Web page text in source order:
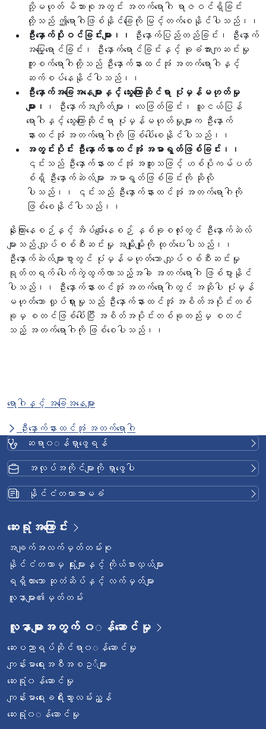
သို့မဟုတ် မိသားစုအတွင်း အတက်ရောဂါ ရာဇဝင်ရှိခြင်း
တို့သည် ဤရောဂါဖြစ်နိုင်ခြေကို မြင့်တက်စေနိုင်ပါသည်၊၊
ဦးနှောက်ပိုးဝင်ခြင်းများ၊၊
ဦးနှောက်ပြည်တည်ခြင်း၊ ဦးနှောက်
အမြှေးရောင်ခြင်း၊ ဦးနှောက်ရောင်ခြင်းနှင့် ခုခံအားကျဆင်းမှု
ကူးစက်ရောဂါတို့သည် ဦးနှောက်နားထင်အုံ အတက်ရောဂါနှင့်
ဆက်စပ်နေနိုင်ပါသည်၊၊
ဦးနှောက်အခြေအနေများနှင့် သွေးကြောဆိုင်ရာ ပုံမှန်မဟုတ်မှု
များ၊
၊ ဦးနှောက်အကျိတ်များ၊ လေဖြတ်ခြင်း၊ သူငယ်ပြန်
ရောဂါနှင့် သွေးကြောဆိုင်ရာ ပုံမှန်မဟုတ်မှုများက ဦးနှောက်
နားထင်အုံ အတက်ရောဂါကို ဖြစ်ပေါ်စေနိုင်ပါသည်၊၊
အတွင်းပိုင်း ဦးနှောက်နားထင်အုံ အမာရွတ်ဖြစ်ခြင်း၊၊
၎င်းသည် ဦးနှောက်နားထင်အုံ အထူးသဖြင့် ဟစ်ပိုကမ်ပတ်
စ်ရှိ ဦးနှောက်ဆဲလ်များ အမာရွတ်ဖြစ်ခြင်းကို ဆိုလို
ပါသည်၊၊ ၎င်းသည် ဦးနှောက်နားထင်အုံ အတက်ရောဂါကို
ဖြစ်စေနိုင်ပါသည်၊၊
နိုးကြားနေစဉ်နှင့် အိပ်ပျော်နေစဉ် နှစ်ခုစလုံးတွင် ဦးနှောက်ဆဲလ်
များသည် လျှပ်စစ်စီးဆင်းမှု အမျိုးမျိုးကို ထုတ်ပေးပါသည်၊၊
ဦးနှောက်ဆဲလ်များစွာတွင် ပုံမှန်မဟုတ်သော လျှပ်စစ်စီးဆင်းမှု
ရုတ်တရက် ပေါက်ကွဲထွက်လာသည့်အခါ အတက်ရောဂါ ဖြစ်ပွားနိုင်
ပါသည်၊၊ ဦးနှောက်နားထင်အုံ အတက်ရောဂါတွင် အဆိုပါ ပုံမှန်
မဟုတ်သော လှုပ်ရှားမှုသည် ဦးနှောက်နားထင်အုံ အစိတ်အပိုင်းတစ်
ခုမှ စတင်ဖြစ်ပေါ်ပြီး အစိတ်အပိုင်းတစ်ခုတည်းမှ စတင်
သည့် အတက်ရောဂါကို ဖြစ်စေပါသည်၊၊
ရောဂါနှင့် အခြေအနေများ
ဦးနှောက်နားထင်အုံ အတက်ရောဂါ
ဆရာ၀◌န်ရှာဖွေရန်
အလုပ်အကိုင်များကို ရှာဖွေပါ
နိုင်ငံတကာအာမခံ
ဆေးရုံအကြောင်း
အချက်အလက်မှတ်တမ်းစု
နိုင်ငံတကာမှ ရုံးများနှင့် ကိုယ်စားလှယ်များ
ရရှိထားသော ဆုတံဆိပ်နှင့် လက်မှတ်များ
လူနာများ၏မှတ်တမ်း
လူနာများအတွက် ၀◌န်ဆောင်မှု
ဆေးပညာရပ်ဆိုင်ရာ၀◌န်ဆောင်မှု
ကျန်းမာရေးအစီအစဥ◌်များ
ဆေးရုံ၀န်ဆောင်မှု
ကျန်းမာရေးခရီးသွားလမ်းညွှန်
ဆေးရုံ၀◌န်ဆောင်မှု